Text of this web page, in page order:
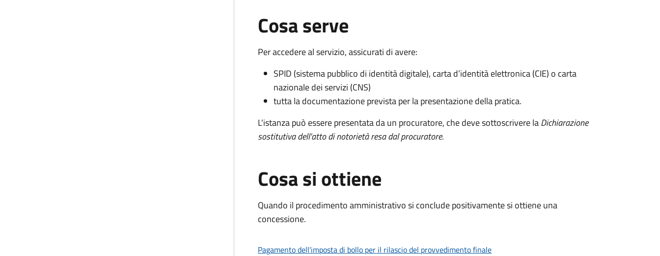
Cosa serve
Per accedere al servizio, assicurati di avere:
SPID (sistema pubblico di identità digitale), carta d’identità elettronica (CIE) o carta
nazionale dei servizi (CNS)
tutta la documentazione prevista per la presentazione della pratica.
L'istanza può essere presentata da un procuratore, che deve sottoscrivere laDichiarazione
sostitutiva dell'atto di notorietà resa dal procuratore.
Cosa si ottiene
Quando il procedimento amministrativo si conclude positivamente si ottiene una
concessione.
Pagamento dell'imposta di bollo per il rilascio del provvedimento finale